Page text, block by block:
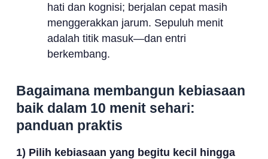
hati dan kognisi; berjalan cepat masih
menggerakkan jarum. Sepuluh menit
adalah titik masuk—dan entri
berkembang.
Bagaimana membangun kebiasaan
baik dalam 10 menit sehari:
panduan praktis
1) Pilih kebiasaan yang begitu kecil hingga